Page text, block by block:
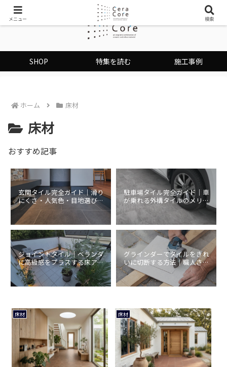
SHOP 特集を読む 施工事例
ホーム 床材
床材
おすすめ記事
玄関タイル完全ガイド｜滑り
にくさ・人気色・目地選びま
で専門店が解説
駐車場タイル完全ガイド｜車
が乗れる外構タイルのメリッ
ト・費用・施工方法
ジョイントタイル｜ベランダ
に高級感をプラスする床アイ
デア
グラインダーでタイルをきれ
いに切断する方法｜職人さん
直伝
床材 床材
メニュー 検索